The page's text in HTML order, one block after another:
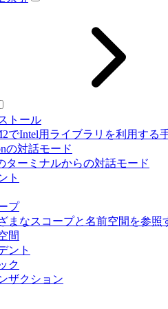
トール
でIntel用ライブラリを利用する
の対話モード
ターミナルからの対話モード
ト
プ
まなスコープと名前空間を参照
間
ント
ク
ザクション